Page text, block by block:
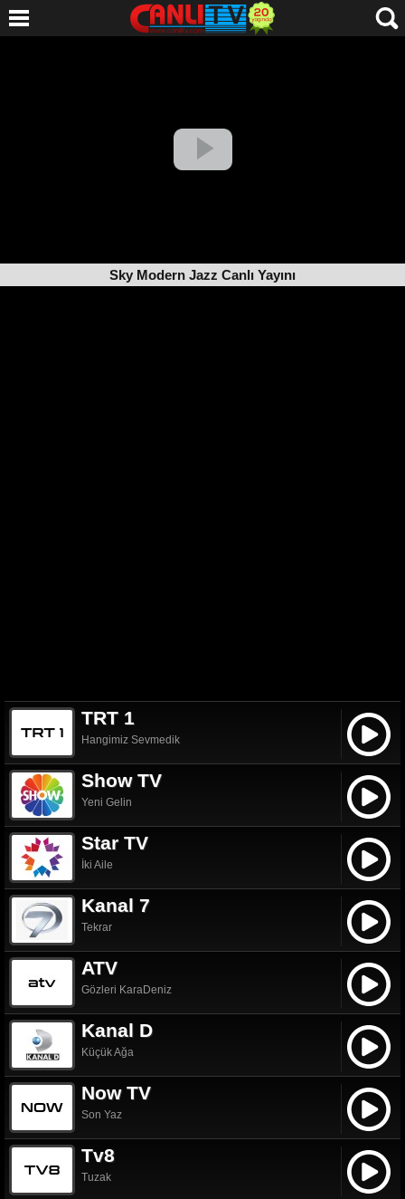
Sky Modern Jazz Canlı Yayını
TRT 1
Hangimiz Sevmedik
Show TV
Yeni Gelin
Star TV
İki Aile
Kanal 7
Tekrar
ATV
Gözleri KaraDeniz
Kanal D
Küçük Ağa
Now TV
Son Yaz
Tv8
Tuzak